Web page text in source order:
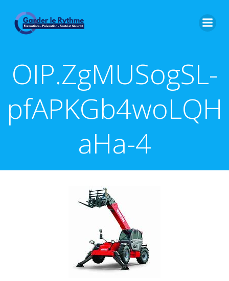
OIP.ZgMUSogSL-
pfAPKGb4woLQH
aHa-4